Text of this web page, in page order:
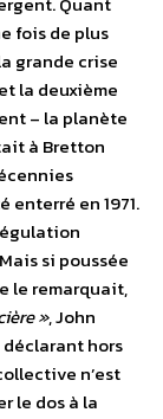
fois de plus
grande crise
la deuxième
– la planète
à Bretton
enterré en 1971.
si poussée
le remarquait,
», John
hors
n’est
le dos à la